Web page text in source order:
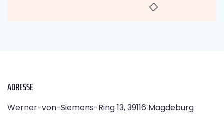
ADRESSE
Werner-von-Siemens-Ring 13, 39116 Magdeburg